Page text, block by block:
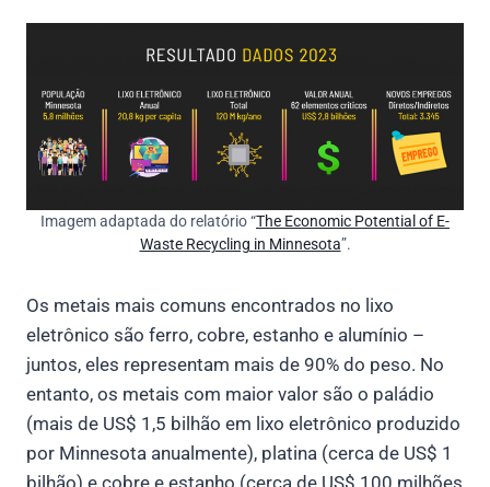
Imagem adaptada do relatório “The Economic Potential of E-
Waste Recycling in Minnesota”.
Os metais mais comuns encontrados no lixo
eletrônico são ferro, cobre, estanho e alumínio –
juntos, eles representam mais de 90% do peso. No
entanto, os metais com maior valor são o paládio
(mais de US$ 1,5 bilhão em lixo eletrônico produzido
por Minnesota anualmente), platina (cerca de US$ 1